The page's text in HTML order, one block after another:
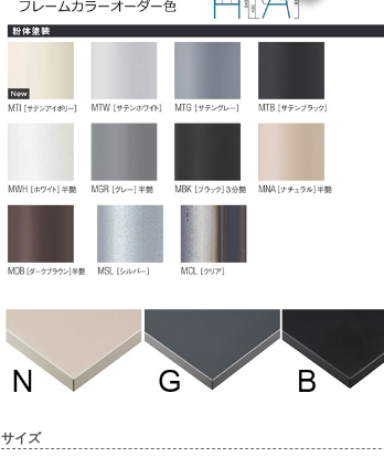
サイズ